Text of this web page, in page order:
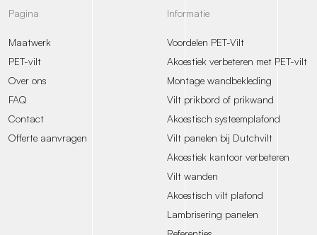
Pagina
Maatwerk
PET-vilt
Over ons
FAQ
Contact
Offerte aanvragen
Informatie
Voordelen PET-Vilt
Akoestiek verbeteren met PET-vilt
Montage wandbekleding
Vilt prikbord of prikwand
Akoestisch systeemplafond
Vilt panelen bij Dutchvilt
Akoestiek kantoor verbeteren
Vilt wanden
Akoestisch vilt plafond
Lambrisering panelen